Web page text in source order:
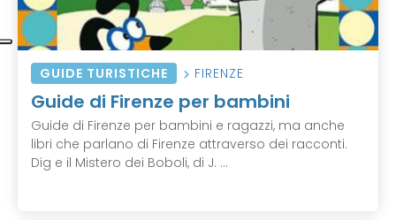
GUIDE TURISTICHE FIRENZE
Guide di Firenze per bambini
Guide di Firenze per bambini e ragazzi, ma anche
libri che parlano di Firenze attraverso dei racconti.
Dig e il Mistero dei Boboli, di J. ...